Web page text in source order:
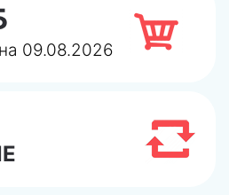
09.08.2026